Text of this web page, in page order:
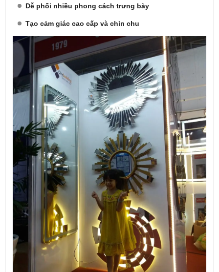
Dễ phối nhiều phong cách trưng bày
Tạo cảm giác cao cấp và chỉn chu